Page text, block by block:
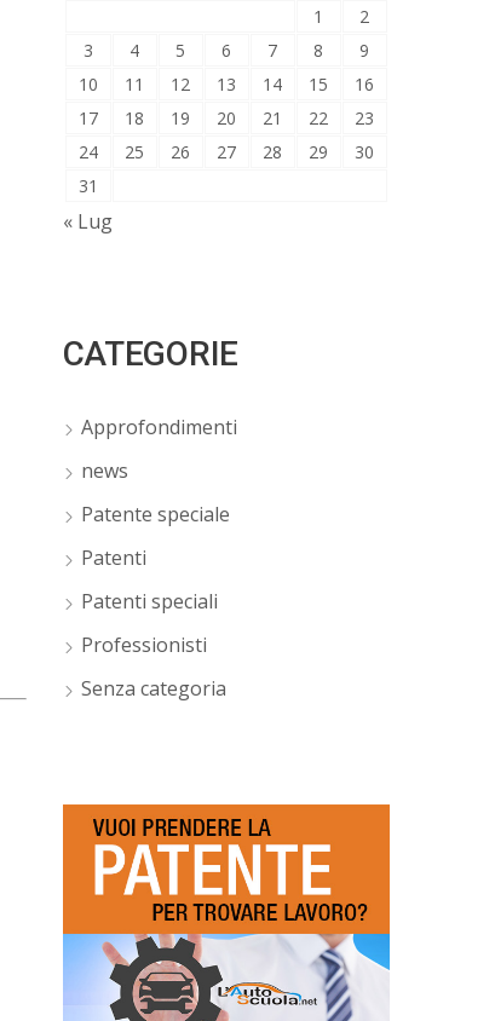
1
2
3
4 5 6 7 8
9
10
11 12 13 14 15
16
17
18 19 20 21 22
23
24
25 26 27 28 29
30
31
« Lug
CATEGORIE
Approfondimenti
news
Patente speciale
Patenti
Patenti speciali
Professionisti
Senza categoria